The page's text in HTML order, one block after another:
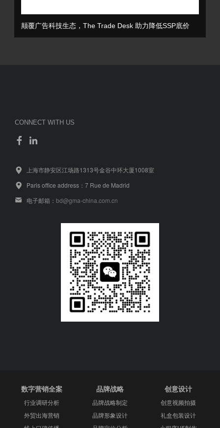
颠覆广告科技生态，The Trade Desk 助力降低SSP底价
CONNECT WITH US
上海市静安区江场路1313号金谷中环大厦1008室
Paris office address：7 Rue de Madrid
电子邮箱： bd@gma-china.com.cn
数字营销全案
行业调研分析
外贸出海营销
品牌战略
品牌战略制定
品牌形象设计
创意设计
创意视频拍摄
礼盒包装设计